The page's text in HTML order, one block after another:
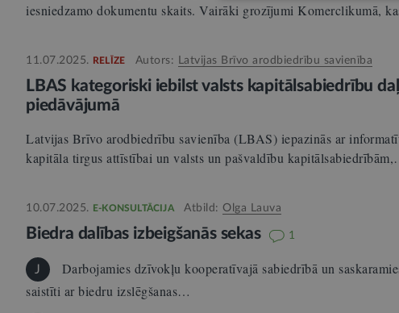
iesniedzamo dokumentu skaits. Vairāki grozījumi Komerclikumā,
11.07.2025. RELĪZE Autors: Latvijas Brīvo arodbiedrību savienība
LBAS kategoriski iebilst valsts kapitālsabiedrību
piedāvājumā
Latvijas Brīvo arodbiedrību savienība (LBAS) iepazinās ar
kapitāla tirgus attīstībai un valsts un pašvaldību
10.07.2025. E-KONSULTĀCIJA Atbild: Olga Lauva
Biedra dalības izbeigšanās sekas 1
J
Darbojamies dzīvokļu kooperatīvajā sabiedrībā un
saistīti ar biedru izslēgšanas…